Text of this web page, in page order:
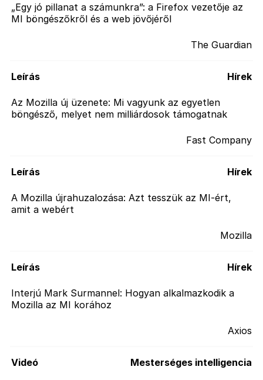
The Guardian
„Egy jó pillanat a számunkra”: a Firefox vezetője az
MI böngészőkről és a web jövőjéről
Leírás
Fast Company
Hírek
Az Mozilla új üzenete: Mi vagyunk az egyetlen
böngésző, melyet nem milliárdosok támogatnak
Leírás
Mozilla
Hírek
A Mozilla újrahuzalozása: Azt tesszük az MI-ért,
amit a webért
Leírás
Axios
Hírek
Interjú Mark Surmannel: Hogyan alkalmazkodik a
Mozilla az MI korához
Videó Mesterséges intelligencia